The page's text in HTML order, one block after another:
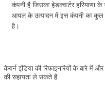
कंपनी है जिसका हेडक्वार्टर
आयल के उत्पादन में इस कंपनी का
है।
केयर्न इंडिया की रिफाइनरियों के बारे
की सहायता ले सकते हैं: